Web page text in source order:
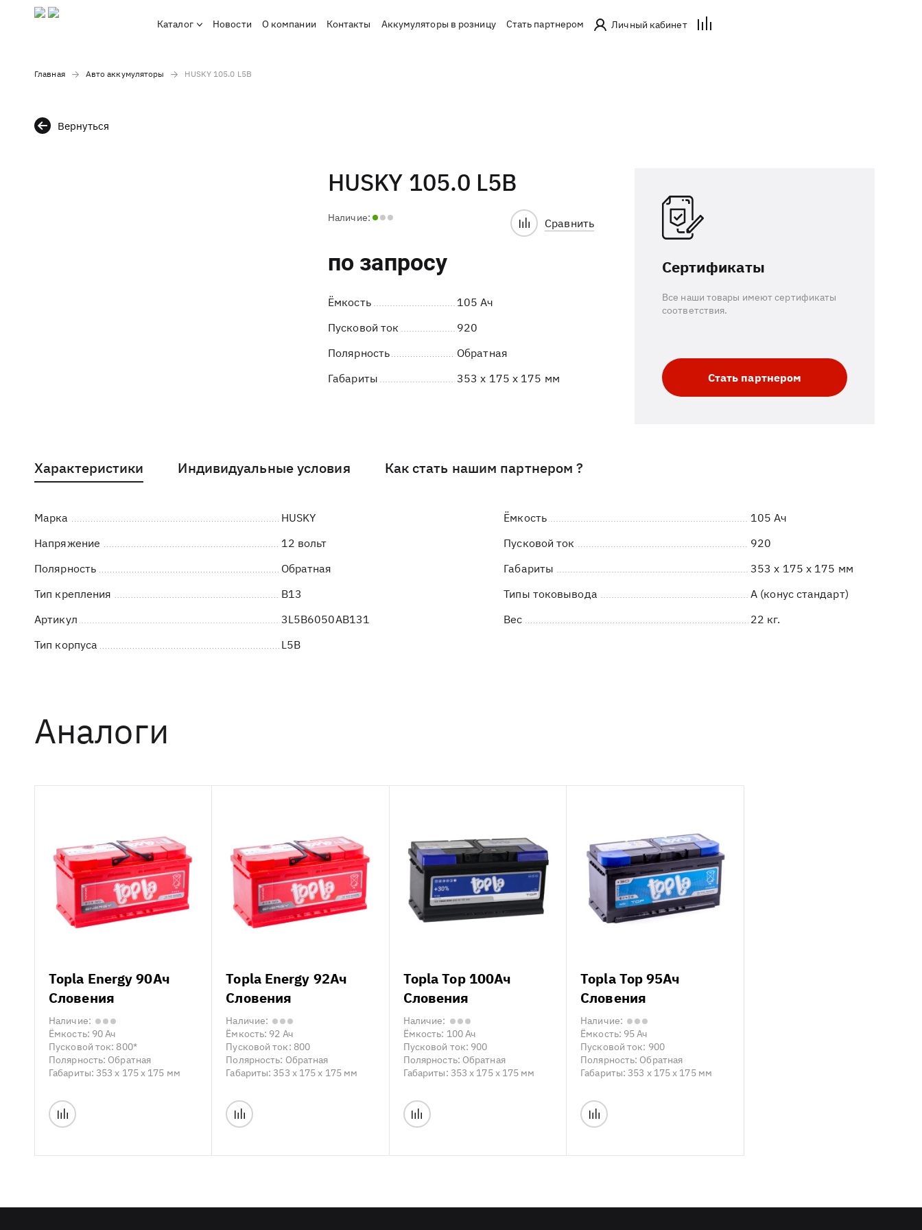
Каталог Новости О компании Контакты Аккумуляторы в розницу Стать партнером Личный кабинет
Главная Авто аккумуляторы HUSKY 105.0 L5B
Вернуться
HUSKY 105.0 L5B
Наличие:
по запросу
Сравнить
Ёмкость
105 Ач
Пусковой ток
920
Полярность
Обратная
Габариты
353 x 175 x 175 мм
Сертификаты
Все наши товары имеют сертификаты
соответствия.
Стать партнером
Характеристики Индивидуальные условия Как стать нашим партнером ?
Марка HUSKY Ёмкость
105 Ач
Напряжение
12 вольт Пусковой ток
920
Полярность
Обратная Габариты
353 x 175 x 175 мм
Тип крепления
B13 Типы токовывода
A (конус стандарт)
Артикул
3L5B6050AB131 Вес
22 кг.
Тип корпуса
L5B
Аналоги
Topla Energy 90Ач
Словения
Наличие:
Ёмкость: 90 Ач
Пусковой ток: 800*
Полярность: Обратная
Габариты: 353 x 175 x 175 мм
Topla Energy 92Ач
Словения
Наличие:
Ёмкость: 92 Ач
Пусковой ток: 800
Полярность: Обратная
Габариты: 353 x 175 x 175 мм
Topla Top 100Ач
Словения
Наличие:
Ёмкость: 100 Ач
Пусковой ток: 900
Полярность: Обратная
Габариты: 353 x 175 x 175 мм
Topla Top 95Ач
Словения
Наличие:
Ёмкость: 95 Ач
Пусковой ток: 900
Полярность: Обратная
Габариты: 353 x 175 x 175 мм